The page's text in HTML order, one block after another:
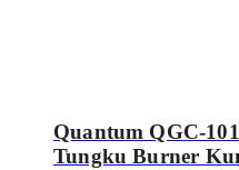
Quantum QGC-
Tungku Burner